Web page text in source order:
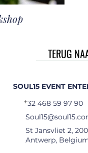
TERUG
SOUL15 EVENT
+32 468 59 97 90
St Jansvliet 2,
Antwerp,